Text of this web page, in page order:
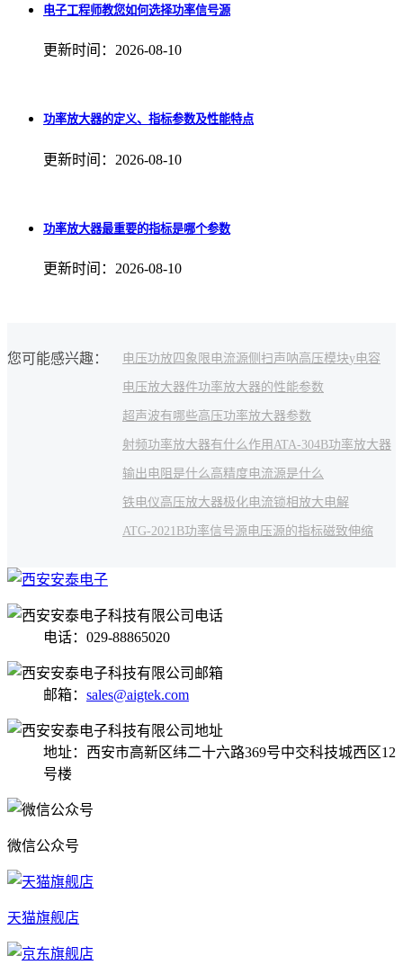
电子工程师教您如何选择功率信号源
更新时间：2026-08-10
功率放大器的定义、指标参数及性能特点
更新时间：2026-08-10
功率放大器最重要的指标是哪个参数
更新时间：2026-08-10
您可能感兴趣： 电压功放 四象限电流源侧扫声呐高压模块y电容
电压放大器件功率放大器的性能参数
超声波有哪些高压功率放大器参数
射频功率放大器有什么作用 ATA-304B功率放大器
输出电阻是什么 高精度电流源是什么
铁电仪高压放大器极化电流锁相放大 电解
ATG-2021B功率信号源 电压源的指标磁致伸缩
电话：029-88865020
邮箱： sales@aigtek.com
地址：西安市高新区纬二十六路369号中交科技城西区12
号楼
微信公众号
天猫旗舰店